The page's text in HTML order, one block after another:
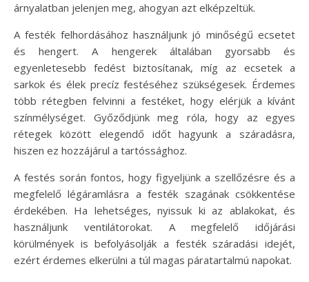
árnyalatban jelenjen meg, ahogyan azt elképzeltük.
A festék felhordásához használjunk jó minőségű ecsetet
és hengert. A hengerek általában gyorsabb és
egyenletesebb fedést biztosítanak, míg az ecsetek a
sarkok és élek precíz festéséhez szükségesek. Érdemes
több rétegben felvinni a festéket, hogy elérjük a kívánt
színmélységet. Győződjünk meg róla, hogy az egyes
rétegek között elegendő időt hagyunk a száradásra,
hiszen ez hozzájárul a tartóssághoz.
A festés során fontos, hogy figyeljünk a szellőzésre és a
megfelelő légáramlásra a festék szagának csökkentése
érdekében. Ha lehetséges, nyissuk ki az ablakokat, és
használjunk ventilátorokat. A megfelelő időjárási
körülmények is befolyásolják a festék száradási idejét,
ezért érdemes elkerülni a túl magas páratartalmú napokat.